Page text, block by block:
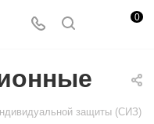
0
защиты (СИЗ)